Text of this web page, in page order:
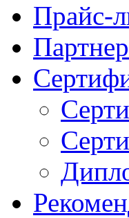
Прайс-